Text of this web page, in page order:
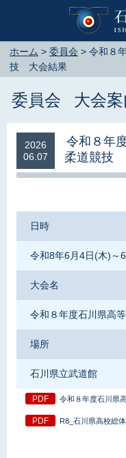
ホーム > 委員会 > 令和８
技 大会結果
委員会 大会
2026
06.07
令和８年
柔道競技
日時
令和8年6月4日(木)～
大会名
令和８年度石川県高
場所
石川県立武道館
令和８年度石川県
R8_石川県高校総